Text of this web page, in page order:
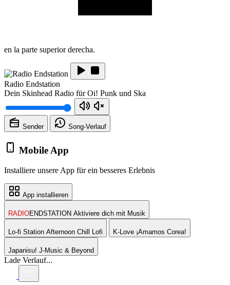
en la parte superior derecha.
Radio Endstation
Dein Skinhead Radio für Oi! Punk und Ska
Sender Song-Verlauf
Mobile App
Installiere unsere App für ein besseres Erlebnis
App installieren
RADIOENDSTATION Aktiviere dich mit Musik
Lo-fi Station Afternoon Chill Lofi K-Love ¡Amamos Corea!
Japanisu! J-Music & Beyond
Lade Verlauf...